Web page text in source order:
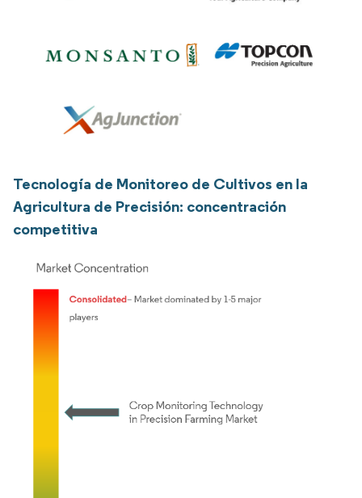
Tecnología de Monitoreo de Cultivos en la
Agricultura de Precisión: concentración
competitiva